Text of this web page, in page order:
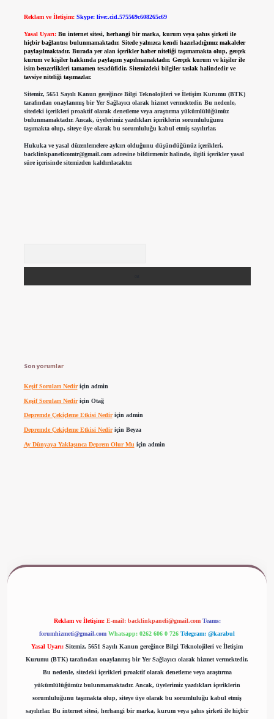
Reklam ve İletişim: Skype: live:.cid.575569c608265c69
Yasal Uyarı: Bu internet sitesi, herhangi bir marka, kurum veya şahıs şirketi ile
hiçbir bağlantısı bulunmamaktadır. Sitede yalnızca kendi hazırladığımız makaleler
paylaşılmaktadır. Burada yer alan içerikler haber niteliği taşımamakta olup, gerçek
kurum ve kişiler hakkında paylaşım yapılmamaktadır. Gerçek kurum ve kişiler ile
isim benzerlikleri tamamen tesadüfidir. Sitemizdeki bilgiler taslak halindedir ve
tavsiye niteliği taşımazlar.
Sitemiz, 5651 Sayılı Kanun gereğince Bilgi Teknolojileri ve İletişim Kurumu (BTK)
tarafından onaylanmış bir Yer Sağlayıcı olarak hizmet vermektedir. Bu nedenle,
sitedeki içerikleri proaktif olarak denetleme veya araştırma yükümlülüğümüz
bulunmamaktadır. Ancak, üyelerimiz yazdıkları içeriklerin sorumluluğunu
taşımakta olup, siteye üye olarak bu sorumluluğu kabul etmiş sayılırlar.
Hukuka ve yasal düzenlemelere aykırı olduğunu düşündüğünüz içerikleri,
backlinkpanelicomtr@gmail.comadresine bildirmeniz halinde, ilgili içerikler yasal
süre içerisinde sitemizden kaldırılacaktır.
Son yorumlar
Keşif Soruları Nediriçin admin
Keşif Soruları Nediriçin Otağ
Depremde Çekiçleme Etkisi Nediriçin admin
Depremde Çekiçleme Etkisi Nediriçin Beyza
Ay Dünyaya Yaklaşınca Deprem Olur Mu için admin
Reklam ve İletişim: E-mail: backlinkpaneli@gmail.com Teams:
forumhizmeti@gmail.com Whatsapp: 0262 606 0 726 Telegram: @karabul
Yasal Uyarı: Sitemiz, 5651 Sayılı Kanun gereğince Bilgi Teknolojileri ve İletişim
Kurumu (BTK) tarafından onaylanmış bir Yer Sağlayıcı olarak hizmet vermektedir.
Bu nedenle, sitedeki içerikleri proaktif olarak denetleme veya araştırma
yükümlülüğümüz bulunmamaktadır. Ancak, üyelerimiz yazdıkları içeriklerin
sorumluluğunu taşımakta olup, siteye üye olarak bu sorumluluğu kabul etmiş
sayılırlar. Bu internet sitesi, herhangi bir marka, kurum veya şahıs şirketi ile hiçbir